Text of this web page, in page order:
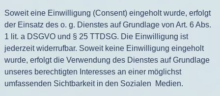
Soweit eine Einwilligung (Consent) eingeholt wurde, erfolgt
der Einsatz des o. g. Dienstes auf Grundlage von Art. 6 Abs.
1 lit. a DSGVO und § 25 TTDSG. Die Einwilligung ist
jederzeit widerrufbar. Soweit keine Einwilligung eingeholt
wurde, erfolgt die Verwendung des Dienstes auf Grundlage
unseres berechtigten Interesses an einer möglichst
umfassenden Sichtbarkeit in den Sozialen Medien.